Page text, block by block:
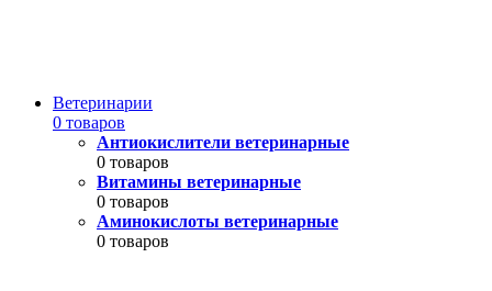
Ветеринарии
0 товаров
Антиокислители ветеринарные
0 товаров
Витамины ветеринарные
0 товаров
Аминокислоты ветеринарные
0 товаров